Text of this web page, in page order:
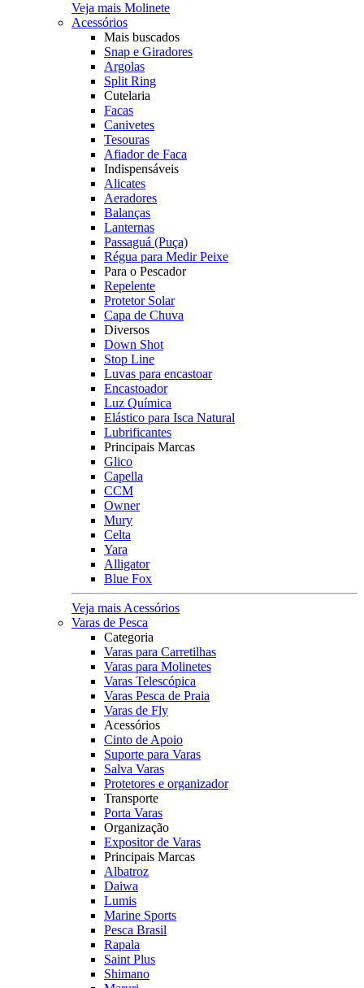
Veja mais Molinete
Acessórios
Mais buscados
Snap e Giradores
Argolas
Split Ring
Cutelaria
Facas
Canivetes
Tesouras
Afiador de Faca
Indispensáveis
Alicates
Aeradores
Balanças
Lanternas
Passaguá (Puça)
Régua para Medir Peixe
Para o Pescador
Repelente
Protetor Solar
Capa de Chuva
Diversos
Down Shot
Stop Line
Luvas para encastoar
Encastoador
Luz Química
Elástico para Isca Natural
Lubrificantes
Principais Marcas
Glico
Capella
CCM
Owner
Mury
Celta
Yara
Alligator
Blue Fox
Veja mais Acessórios
Varas de Pesca
Categoria
Varas para Carretilhas
Varas para Molinetes
Varas Telescópica
Varas Pesca de Praia
Varas de Fly
Acessórios
Cinto de Apoio
Suporte para Varas
Salva Varas
Protetores e organizador
Transporte
Porta Varas
Organização
Expositor de Varas
Principais Marcas
Albatroz
Daiwa
Lumis
Marine Sports
Pesca Brasil
Rapala
Saint Plus
Shimano